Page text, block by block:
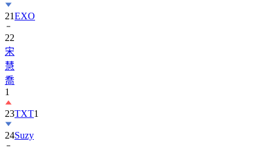
22
宋
慧
喬
1
23
24Suzy
25